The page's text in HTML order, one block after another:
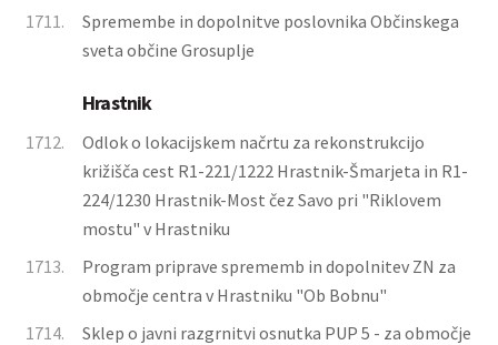
1711.
Spremembe in dopolnitve poslovnika Občinskega
sveta občine Grosuplje
Hrastnik
1712.
Odlok o lokacijskem načrtu za rekonstrukcijo
križišča cest R1-221/1222 Hrastnik-Šmarjeta in R1-
224/1230 Hrastnik-Most čez Savo pri "Riklovem
mostu" v Hrastniku
1713.
Program priprave sprememb in dopolnitev ZN za
območje centra v Hrastniku "Ob Bobnu"
1714.
Sklep o javni razgrnitvi osnutka PUP 5 - za območje